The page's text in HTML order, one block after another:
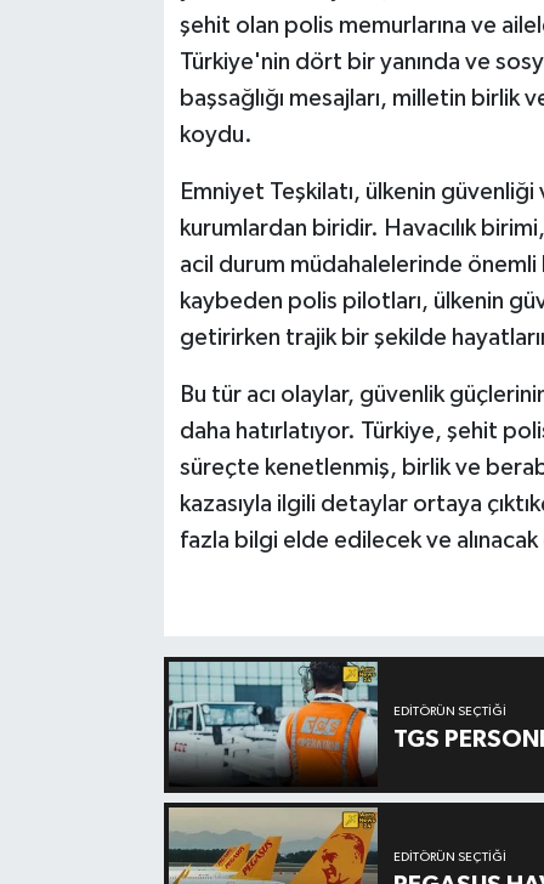
şehit olan polis memurlarına ve
Türkiye'nin dört bir yanında ve
başsağlığı mesajları, milletin
koydu.
Emniyet Teşkilatı, ülkenin
kurumlardan biridir. Havacılık
acil durum müdahalelerinde önemli
kaybeden polis pilotları, ülkenin
getirirken trajik bir şekilde
Bu tür acı olaylar, güvenlik
daha hatırlatıyor. Türkiye, şehit
süreçte kenetlenmiş, birlik ve
kazasıyla ilgili detaylar ortaya
fazla bilgi elde edilecek ve
EDITÖRÜN SEÇTIĞI
TGS
EDITÖRÜN SEÇTIĞI